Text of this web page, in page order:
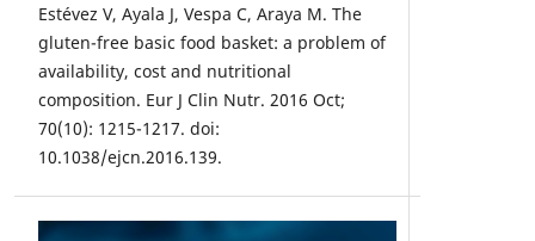
Estévez V, Ayala J, Vespa C, Araya M. The
gluten-free basic food basket: a problem of
availability, cost and nutritional
composition. Eur J Clin Nutr. 2016 Oct;
70(10): 1215-1217. doi:
10.1038/ejcn.2016.139.